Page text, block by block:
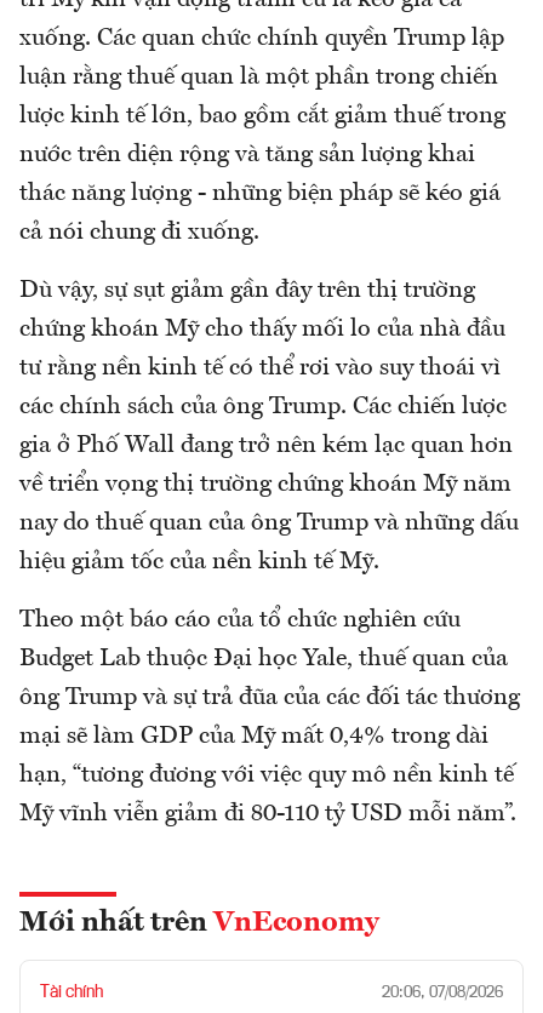
xuống. Các quan chức chính quyền Trump lập
luận rằng thuế quan là một phần trong chiến
lược kinh tế lớn, bao gồm cắt giảm thuế trong
nước trên diện rộng và tăng sản lượng khai
thác năng lượng - những biện pháp sẽ kéo giá
cả nói chung đi xuống.
Dù vậy, sự sụt giảm gần đây trên thị trường
chứng khoán Mỹ cho thấy mối lo của nhà đầu
tư rằng nền kinh tế có thể rơi vào suy thoái vì
các chính sách của ông Trump. Các chiến lược
gia ở Phố Wall đang trở nên kém lạc quan hơn
về triển vọng thị trường chứng khoán Mỹ năm
nay do thuế quan của ông Trump và những dấu
hiệu giảm tốc của nền kinh tế Mỹ.
Theo một báo cáo của tổ chức nghiên cứu
Budget Lab thuộc Đại học Yale, thuế quan của
ông Trump và sự trả đũa của các đối tác thương
mại sẽ làm GDP của Mỹ mất 0,4% trong dài
hạn, “tương đương với việc quy mô nền kinh tế
Mỹ vĩnh viễn giảm đi 80-110 tỷ USD mỗi năm”.
Mới nhất trên VnEconomy
Tài chính 20:06, 07/08/2026